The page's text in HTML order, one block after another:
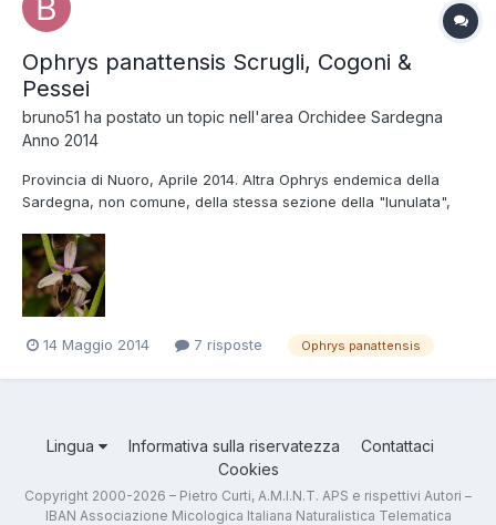
Ophrys panattensis Scrugli, Cogoni &
Pessei
bruno51 ha postato un topic nell'area Orchidee Sardegna
Anno 2014
Provincia di Nuoro, Aprile 2014. Altra Ophrys endemica della
Sardegna, non comune, della stessa sezione della "lunulata",
Saluti, Bruno.
14 Maggio 2014 7 risposte Ophrys panattensis
Lingua Informativa sulla riservatezza
Contattaci
Cookies
Copyright 2000-2026 – Pietro Curti, A.M.I.N.T. APS e rispettivi Autori –
IBAN Associazione Micologica Italiana Naturalistica Telematica